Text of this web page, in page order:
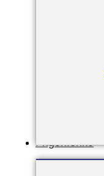
Frigoriferike